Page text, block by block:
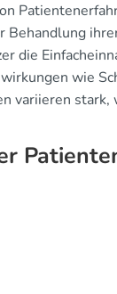
die
wie
variieren stark,